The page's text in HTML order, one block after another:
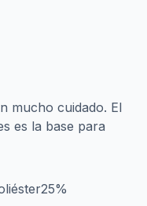
mucho cuidado. El
es la base para